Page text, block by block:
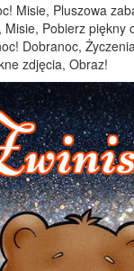
Misie, Pluszowa
Misie, Pobierz piękny
Dobranoc,
zdjęcia, Obraz!